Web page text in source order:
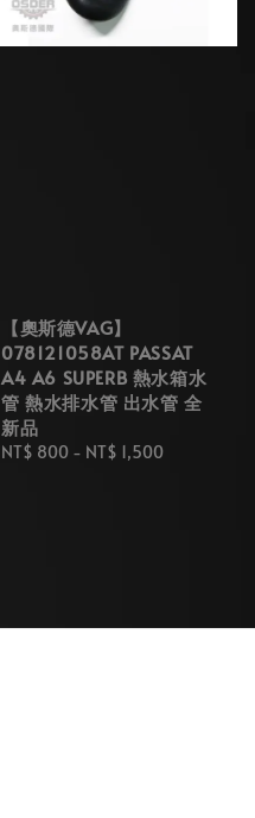
【奧斯德VAG】
078121058AT PASSAT
A4 A6 SUPERB 熱水箱水
管 熱水排水管 出水管 全
新品
Regular
NT$ 800 - NT$ 1,500